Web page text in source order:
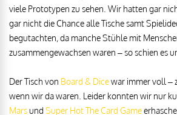
viele Prototypen zu sehen. Wir hatten gar
gar nicht die Chance alle Tische samt
begutachten, da manche Stühle mit
zusammengewachsen waren – so schien es
Der Tisch von Board & Dicewar immer voll –
wenn wir da waren. Leider konnten wir nur
Marsund Super Hot The Card Game